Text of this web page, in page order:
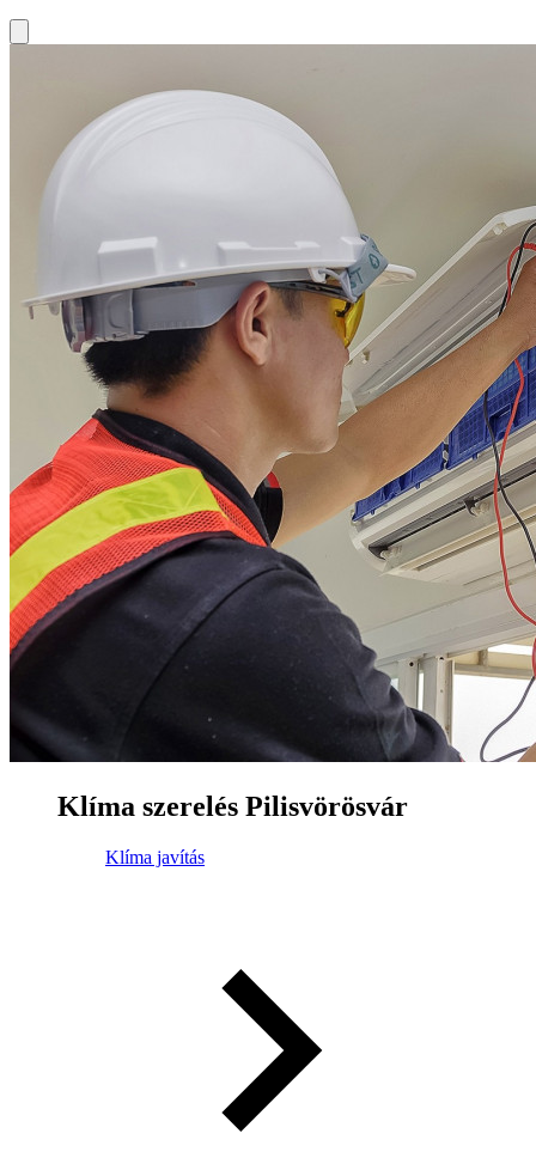
Klíma szerelés Pilisvörösvár
Klíma javítás